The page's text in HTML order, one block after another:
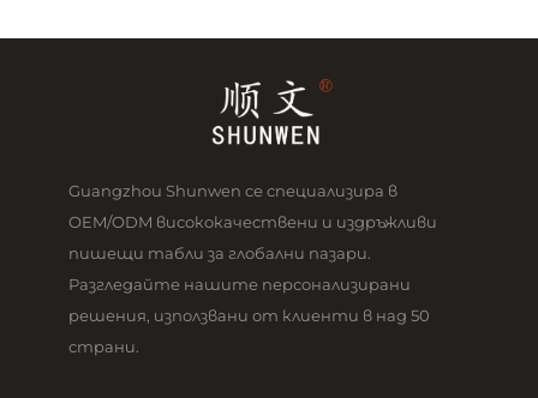
Guangzhou Shunwen се специализира в
OEM/ODM висококачествени и издръжливи
пишещи табли за глобални пазари.
Разгледайте нашите персонализирани
решения, използвани от клиенти в над 50
страни.